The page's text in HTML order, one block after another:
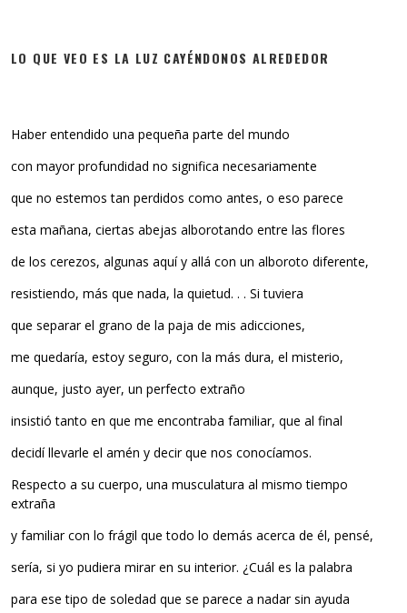
LO QUE VEO ES LA LUZ CAYÉNDONOS ALREDEDOR
Haber entendido una pequeña parte del mundo
con mayor profundidad no significa necesariamente
que no estemos tan perdidos como antes, o eso parece
esta mañana, ciertas abejas alborotando entre las flores
de los cerezos, algunas aquí y allá con un alboroto diferente,
resistiendo, más que nada, la quietud. . . Si tuviera
que separar el grano de la paja de mis adicciones,
me quedaría, estoy seguro, con la más dura, el misterio,
aunque, justo ayer, un perfecto extraño
insistió tanto en que me encontraba familiar, que al final
decidí llevarle el amén y decir que nos conocíamos.
Respecto a su cuerpo, una musculatura al mismo tiempo
extraña
y familiar con lo frágil que todo lo demás acerca de él, pensé,
sería, si yo pudiera mirar en su interior. ¿Cuál es la palabra
para ese tipo de soledad que se parece a nadar sin ayuda